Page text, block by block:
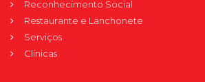
Reconhecimento Social
Restaurante e Lanchonete
Serviços
Clínicas